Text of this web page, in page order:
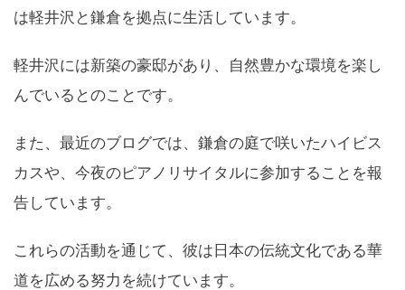
は軽井沢と鎌倉を拠点に生活しています。
軽井沢には新築の豪邸があり、自然豊かな環境を楽し
んでいるとのことです。
また、最近のブログでは、鎌倉の庭で咲いたハイビス
カスや、今夜のピアノリサイタルに参加することを報
告しています。
これらの活動を通じて、彼は日本の伝統文化である華
道を広める努力を続けています。